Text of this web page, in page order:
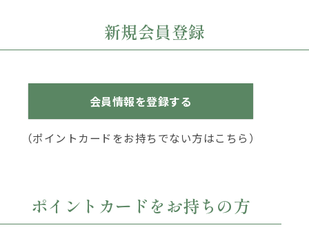
新規会員登録
会員情報を登録する
（ポイントカードをお持ちでない方はこちら）
ポイントカードをお持ちの方